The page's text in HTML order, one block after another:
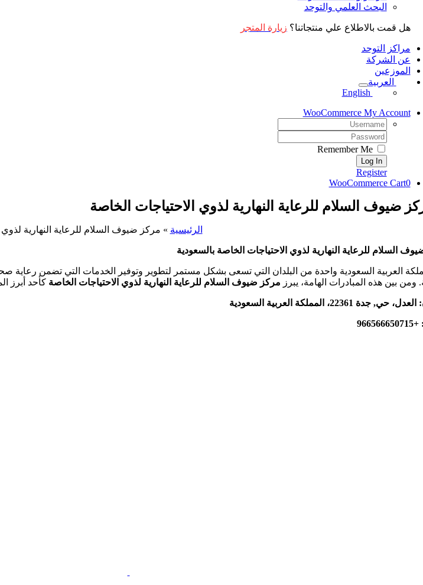
البحث العلمي والتوحد
هل قمت بالاطلاع علي منتجاتنا؟ زيارة المتجر
مراكز التوحد
عن الشركة
الموزعين
العربية
English
WooCommerce My Account
Username:
Password:
Remember Me
Register
WooCommerce Cart0
ضيوف السلام للرعاية النهارية لذوي الاحتياجات الخاصة
الرئيسية » مركز ضيوف السلام للرعاية النهارية لذوي
السلام للرعاية النهارية لذوي الاحتياجات الخاصة بالسعودية
العربية السعودية واحدة من البلدان التي تسعى بشكل مستمر لتطوير وتوفير الخدمات التي تضمن رعاية
ومن بين هذه المبادرات الهامة، يبرز مركز ضيوف السلام للرعاية النهارية لذوي الاحتياجات الخاصة كأحد أبرز
العدل، حي, جدة 22361، المملكة العربية السعودية
+966566650715